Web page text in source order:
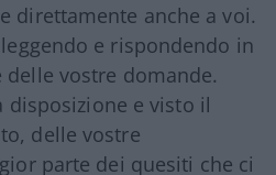
direttamente anche a voi.
e rispondendo in
vostre domande.
e visto il
delle vostre
parte dei quesiti che ci